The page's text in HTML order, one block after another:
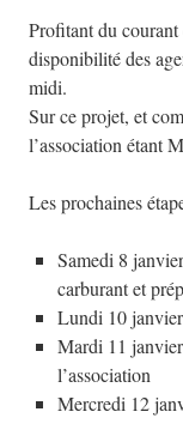
Profitant du courant
disponibilité des
midi.
Sur ce projet, et
l’association étant
Les prochaines
Samedi 8
carburant et
Lundi 10
Mardi 11
l’association
Mercredi 12